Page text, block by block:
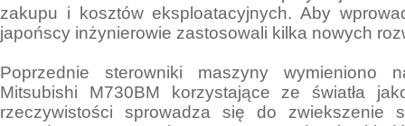
zakupu i kosztów eksploatacyjnych. Aby
japońscy inżynierowie zastosowali kilka nowych
Poprzednie sterowniki maszyny wymieniono
Mitsubishi M730BM korzystające ze światła
rzeczywistości sprowadza się do zwiekszenie